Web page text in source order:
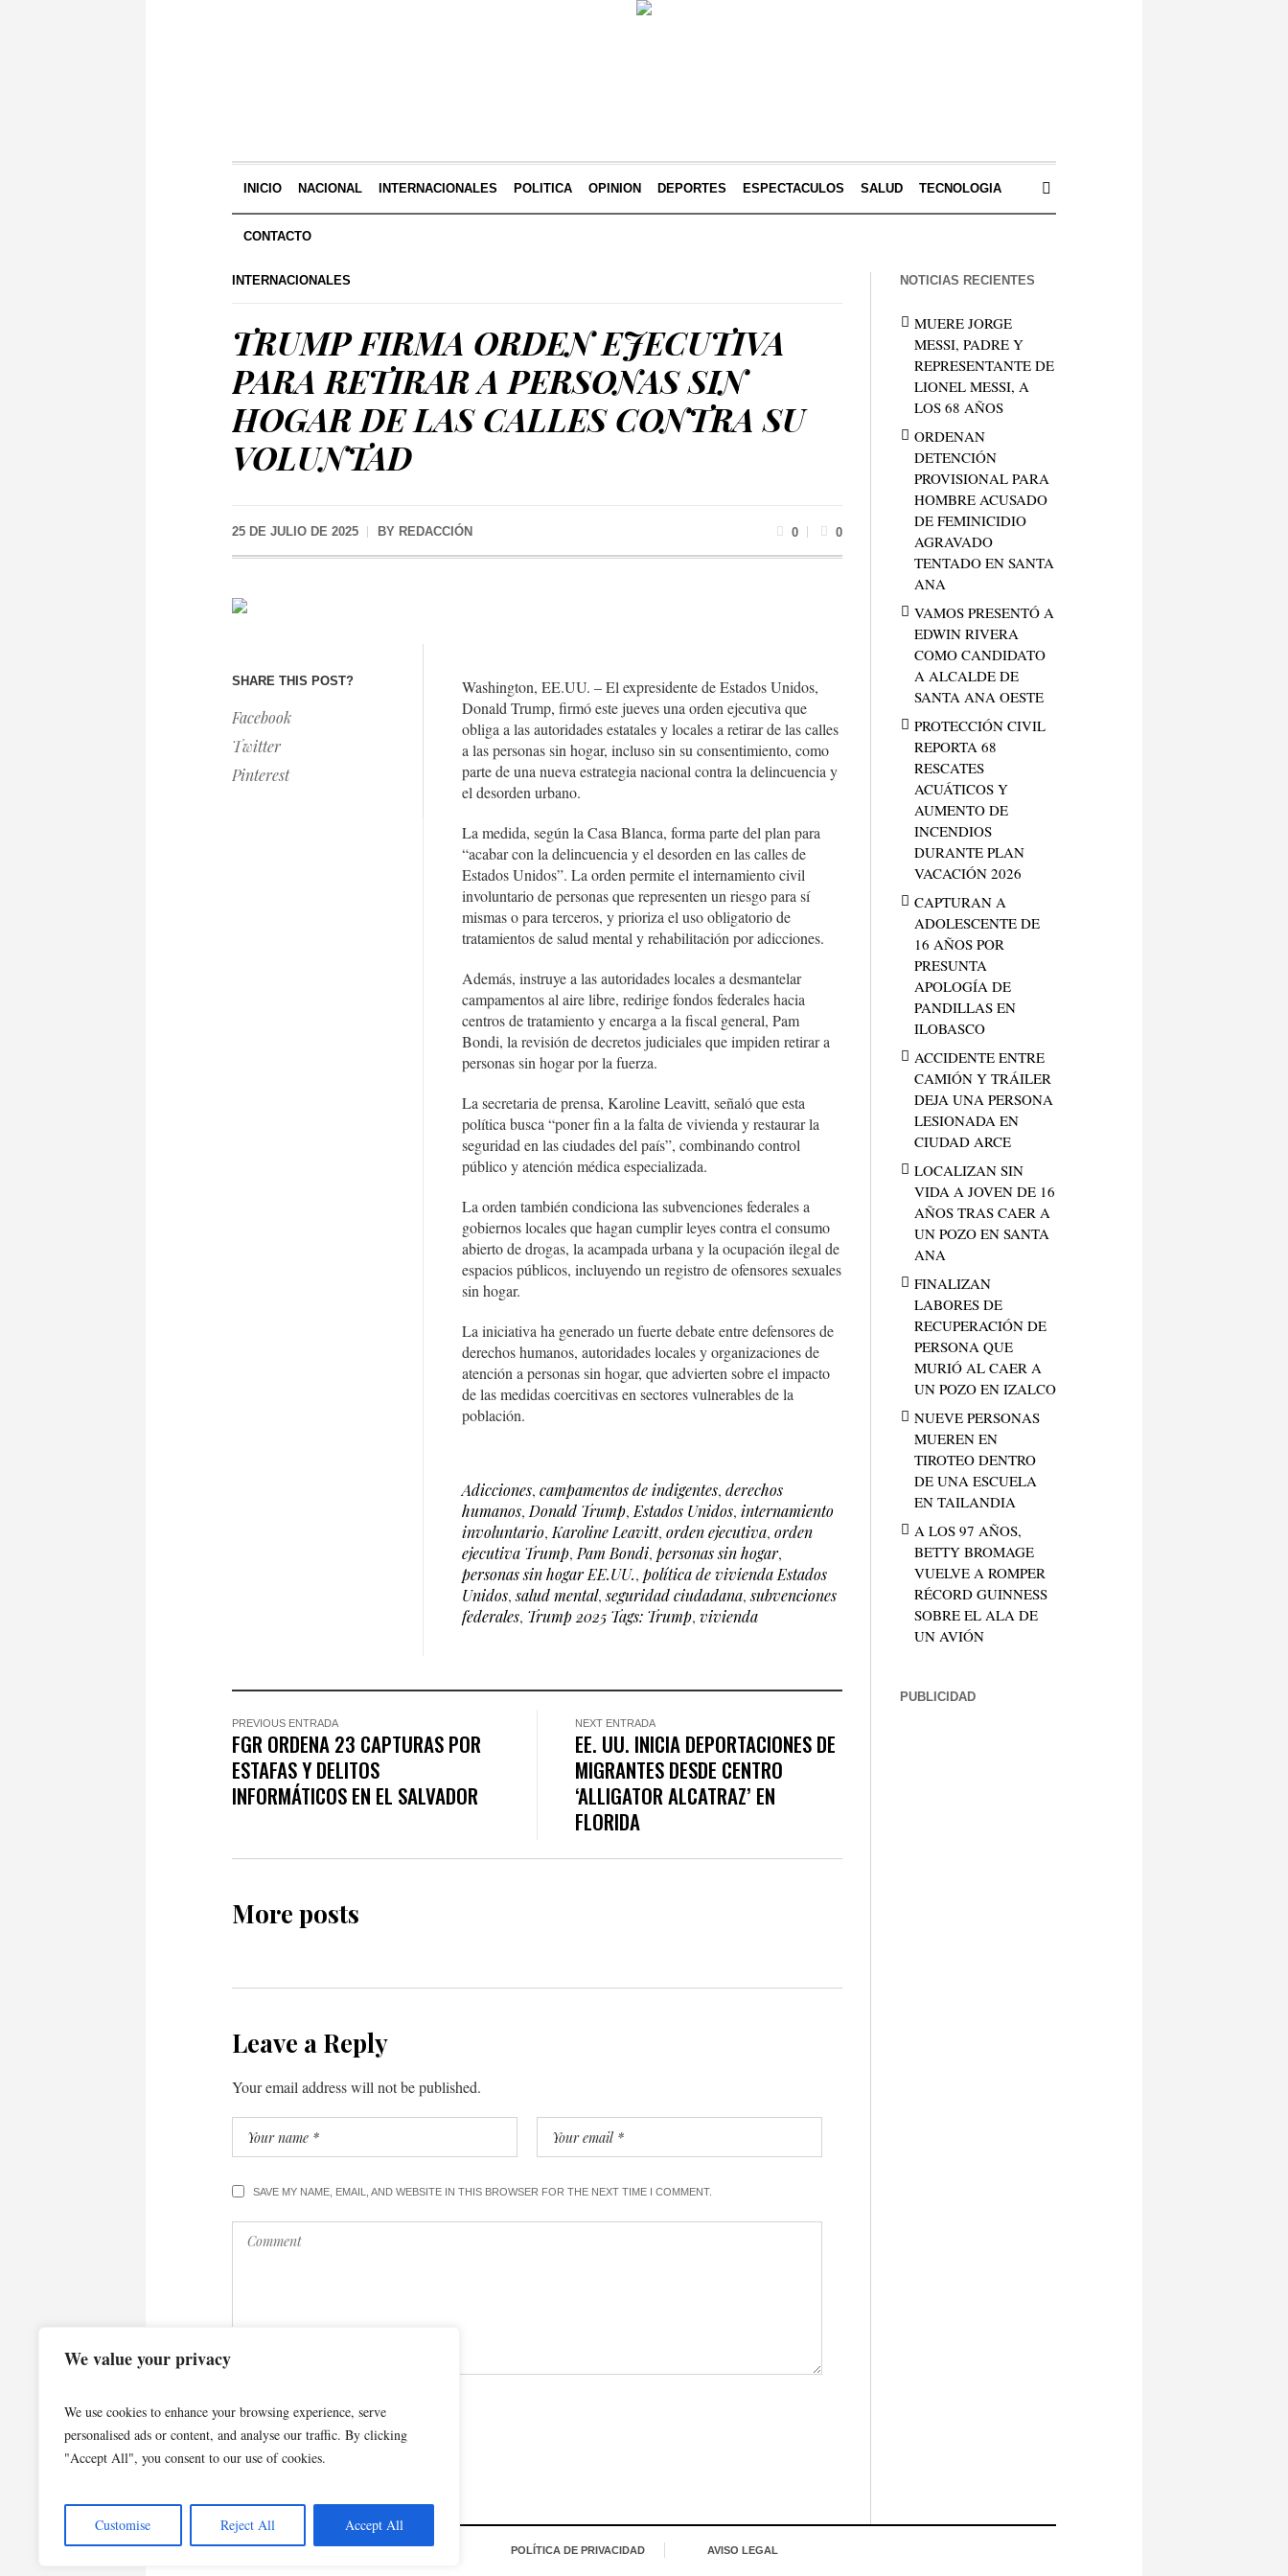
We value your privacy
We use cookies to enhance your browsing experience, serve
personalised ads or content, and analyse our traffic. By clicking
"Accept All", you consent to our use of cookies.
Customise Reject All Accept All
INICIO NACIONAL INTERNACIONALES POLITICA OPINION DEPORTES ESPECTACULOS SALUD TECNOLOGIA
CONTACTO
INTERNACIONALES
TRUMP FIRMA ORDEN EJECUTIVA
PARA RETIRAR A PERSONAS SIN
HOGAR DE LAS CALLES CONTRA SU
VOLUNTAD
25 DE JULIO DE 2025 BY REDACCIÓN 0 0
SHARE THIS POST?
Facebook
Twitter
Pinterest
Washington, EE.UU. – El expresidente de Estados Unidos,
Donald Trump, firmó este jueves una orden ejecutiva que
obliga a las autoridades estatales y locales a retirar de las calles
a las personas sin hogar, incluso sin su consentimiento, como
parte de una nueva estrategia nacional contra la delincuencia y
el desorden urbano.
La medida, según la Casa Blanca, forma parte del plan para
“acabar con la delincuencia y el desorden en las calles de
Estados Unidos”. La orden permite el internamiento civil
involuntario de personas que representen un riesgo para sí
mismas o para terceros, y prioriza el uso obligatorio de
tratamientos de salud mental y rehabilitación por adicciones.
Además, instruye a las autoridades locales a desmantelar
campamentos al aire libre, redirige fondos federales hacia
centros de tratamiento y encarga a la fiscal general, Pam
Bondi, la revisión de decretos judiciales que impiden retirar a
personas sin hogar por la fuerza.
La secretaria de prensa, Karoline Leavitt, señaló que esta
política busca “poner fin a la falta de vivienda y restaurar la
seguridad en las ciudades del país”, combinando control
público y atención médica especializada.
La orden también condiciona las subvenciones federales a
gobiernos locales que hagan cumplir leyes contra el consumo
abierto de drogas, la acampada urbana y la ocupación ilegal de
espacios públicos, incluyendo un registro de ofensores sexuales
sin hogar.
La iniciativa ha generado un fuerte debate entre defensores de
derechos humanos, autoridades locales y organizaciones de
atención a personas sin hogar, que advierten sobre el impacto
de las medidas coercitivas en sectores vulnerables de la
población.
Adicciones, campamentos de indigentes, derechos
humanos,Donald Trump,Estados Unidos, internamiento
involuntario,Karoline Leavitt, orden ejecutiva, orden
ejecutiva Trump,Pam Bondi, personas sin hogar,
personas sin hogar EE.UU., política de vivienda Estados
Unidos,salud mental,seguridad ciudadana,subvenciones
federales, Trump 2025 Tags: Trump, vivienda
PREVIOUS ENTRADA
FGR ORDENA 23 CAPTURAS POR
ESTAFAS Y DELITOS
INFORMÁTICOS EN EL SALVADOR
NEXT ENTRADA
EE. UU. INICIA DEPORTACIONES DE
MIGRANTES DESDE CENTRO
‘ALLIGATOR ALCATRAZ’ EN
FLORIDA
More posts
Leave a Reply
Your email address will not be published.
SAVE MY NAME, EMAIL, AND WEBSITE IN THIS BROWSER FOR THE NEXT TIME I COMMENT.
NOTICIAS RECIENTES
MUERE JORGE
MESSI, PADRE Y
REPRESENTANTE DE
LIONEL MESSI, A
LOS 68 AÑOS
ORDENAN
DETENCIÓN
PROVISIONAL PARA
HOMBRE ACUSADO
DE FEMINICIDIO
AGRAVADO
TENTADO EN SANTA
ANA
VAMOS PRESENTÓ A
EDWIN RIVERA
COMO CANDIDATO
A ALCALDE DE
SANTA ANA OESTE
PROTECCIÓN CIVIL
REPORTA 68
RESCATES
ACUÁTICOS Y
AUMENTO DE
INCENDIOS
DURANTE PLAN
VACACIÓN 2026
CAPTURAN A
ADOLESCENTE DE
16 AÑOS POR
PRESUNTA
APOLOGÍA DE
PANDILLAS EN
ILOBASCO
ACCIDENTE ENTRE
CAMIÓN Y TRÁILER
DEJA UNA PERSONA
LESIONADA EN
CIUDAD ARCE
LOCALIZAN SIN
VIDA A JOVEN DE 16
AÑOS TRAS CAER A
UN POZO EN SANTA
ANA
FINALIZAN
LABORES DE
RECUPERACIÓN DE
PERSONA QUE
MURIÓ AL CAER A
UN POZO EN IZALCO
NUEVE PERSONAS
MUEREN EN
TIROTEO DENTRO
DE UNA ESCUELA
EN TAILANDIA
A LOS 97 AÑOS,
BETTY BROMAGE
VUELVE A ROMPER
RÉCORD GUINNESS
SOBRE EL ALA DE
UN AVIÓN
PUBLICIDAD
POLÍTICA DE PRIVACIDAD AVISO LEGAL